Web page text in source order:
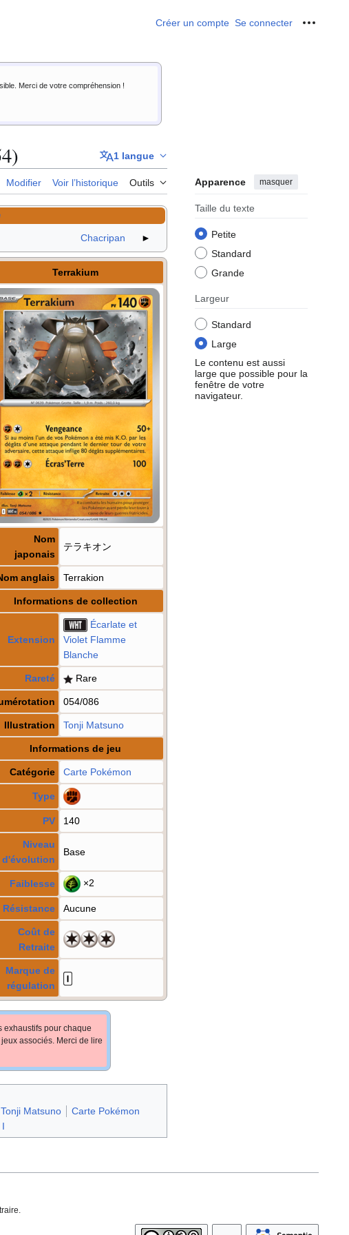
Créer un compte Se connecter Outils
Merci de votre compréhension !
1 langue
Modifier Voir l’historique Outils Apparence masquer
Taille du texte
Petite
Standard
Grande
Largeur
Standard
Large
Le contenu est aussi
large que possible pour la
fenêtre de votre
navigateur.
Chacripan ►
Terrakium
Nom
japonais
テラキオン
anglais Terrakion
Informations de collection
Extension
Écarlate et
Violet Flamme
Blanche
Rareté Rare
054/086
Illustration Tonji Matsuno
Informations de jeu
Catégorie Carte Pokémon
Type
PV 140
Niveau
d'évolution
Base
Faiblesse ×2
Résistance Aucune
Coût de
Retraite
Marque de
régulation
exhaustifs pour chaque
associés. Merci de lire
Matsuno
Carte Pokémon